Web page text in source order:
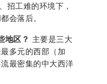
招工难的环境下，
会落后。
地区？ 主要是三大
多元的西部（加
最密集的中大西洋